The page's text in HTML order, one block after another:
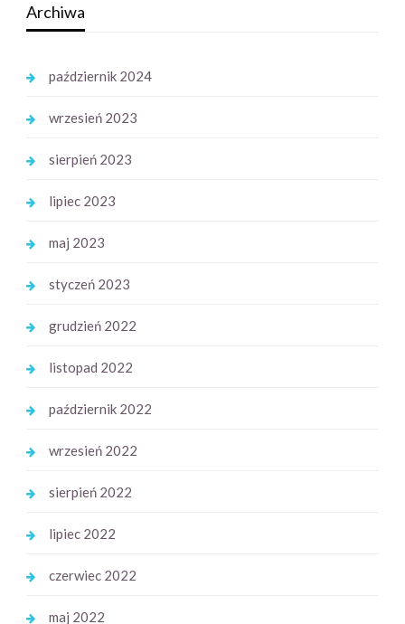
Archiwa
październik 2024
wrzesień 2023
sierpień 2023
lipiec 2023
maj 2023
styczeń 2023
grudzień 2022
listopad 2022
październik 2022
wrzesień 2022
sierpień 2022
lipiec 2022
czerwiec 2022
maj 2022